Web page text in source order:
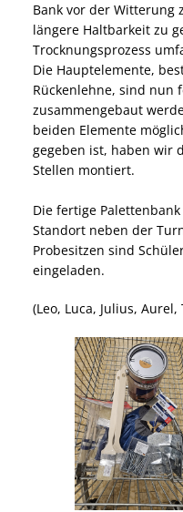
Bank vor der Witterung
längere Haltbarkeit zu
Trocknungsprozess
Die Hauptelemente,
Rückenlehne, sind nun
zusammengebaut
beiden Elemente
gegeben ist, haben wir
Stellen montiert.
Die fertige
Standort neben der
Probesitzen sind
eingeladen.
(Leo, Luca, Julius,